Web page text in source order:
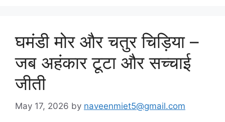
घमंडी मोर और चतुर चिड़िया –
जब अहंकार टूटा और सच्चाई
जीती
May 17, 2026 by naveenmiet5@gmail.com